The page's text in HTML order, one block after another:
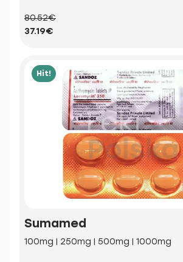
80.52€
37.19€
Hit!
Sumamed
100mg | 250mg | 500mg | 1000mg